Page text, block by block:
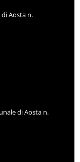
Aosta n.
di Aosta n.